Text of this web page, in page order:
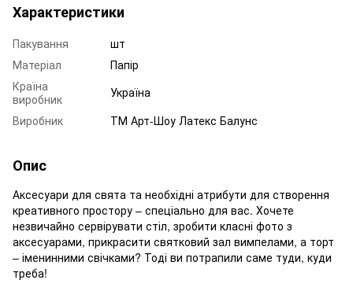
Характеристики
Пакування
шт
Матеріал
Папір
Країна
виробник
Україна
Виробник
ТМ Арт-Шоу Латекс Балунс
Опис
Аксесуари для свята та необхідні атрибути для створення
креативного простору – спеціально для вас. Хочете
незвичайно сервірувати стіл, зробити класні фото з
аксесуарами, прикрасити святковий зал вимпелами, а торт
– іменинними свічками? Тоді ви потрапили саме туди, куди
треба!